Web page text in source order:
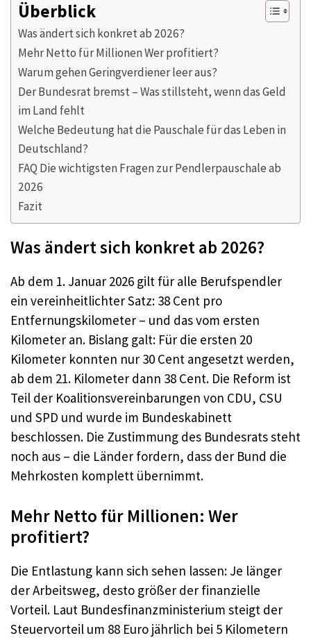
Überblick
Was ändert sich konkret ab 2026?
Mehr Netto für Millionen Wer profitiert?
Warum gehen Geringverdiener leer aus?
Der Bundesrat bremst – Was stillsteht, wenn das Geld
im Land fehlt
Welche Bedeutung hat die Pauschale für das Leben in
Deutschland?
FAQ Die wichtigsten Fragen zur Pendlerpauschale ab
2026
Fazit
Was ändert sich konkret ab 2026?
Ab dem 1. Januar 2026 gilt für alle Berufspendler
ein vereinheitlichter Satz: 38 Cent pro
Entfernungskilometer – und das vom ersten
Kilometer an. Bislang galt: Für die ersten 20
Kilometer konnten nur 30 Cent angesetzt werden,
ab dem 21. Kilometer dann 38 Cent. Die Reform ist
Teil der Koalitionsvereinbarungen von CDU, CSU
und SPD und wurde im Bundeskabinett
beschlossen. Die Zustimmung des Bundesrats steht
noch aus – die Länder fordern, dass der Bund die
Mehrkosten komplett übernimmt.​
Mehr Netto für Millionen: Wer
profitiert?
Die Entlastung kann sich sehen lassen: Je länger
der Arbeitsweg, desto größer der finanzielle
Vorteil. Laut Bundesfinanzministerium steigt der
Steuervorteil um 88 Euro jährlich bei 5 Kilometern